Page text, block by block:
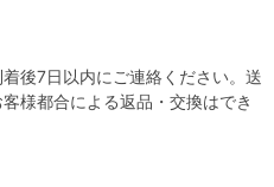
後7日以内にご連絡ください。送
様都合による返品・交換はでき